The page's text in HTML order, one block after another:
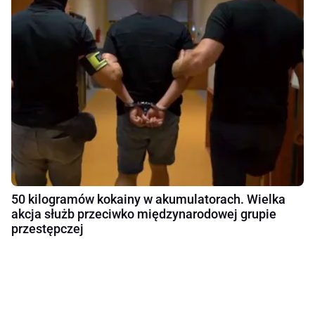
50 kilogramów kokainy w akumulatorach. Wielka
akcja służb przeciwko międzynarodowej grupie
przestępczej